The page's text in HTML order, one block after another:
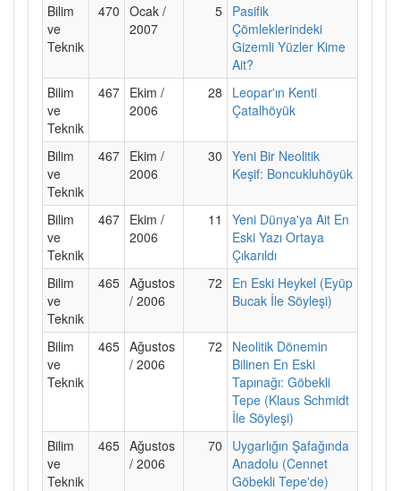
Bilim
ve
Teknik
470 Ocak /
2007
5 Pasifik
Çömleklerindeki
Gizemli Yüzler Kime
Ait?
Bilim
ve
Teknik
467 Ekim /
2006
28
Leopar'ın Kenti
Çatalhöyük
Bilim
ve
Teknik
467 Ekim /
2006
30 Yeni Bir Neolitik
Keşif: Boncukluhöyük
Bilim
ve
Teknik
467 Ekim /
2006
11
Yeni Dünya'ya Ait En
Eski Yazı Ortaya
Çıkarıldı
Bilim
ve
Teknik
465 Ağustos
/ 2006
72
En Eski Heykel (Eyüp
Bucak İle Söyleşi)
Bilim
ve
Teknik
465 Ağustos
/ 2006
72
Neolitik Dönemin
Bilinen En Eski
Tapınağı: Göbekli
Tepe (Klaus Schmidt
İle Söyleşi)
Bilim
ve
Teknik
465 Ağustos
/ 2006
70
Uygarlığın Şafağında
Anadolu (Cennet
Göbekli Tepe'de)